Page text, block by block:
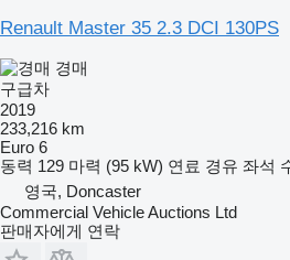
Renault Master 35 2.3 DCI 130PS
경매
구급차
2019
233,216 km
Euro 6
동력 129 마력 (95 kW) 연료 경유 좌석
영국, Doncaster
Commercial Vehicle Auctions Ltd
판매자에게 연락